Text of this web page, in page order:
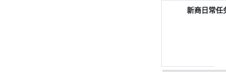
新商日常任